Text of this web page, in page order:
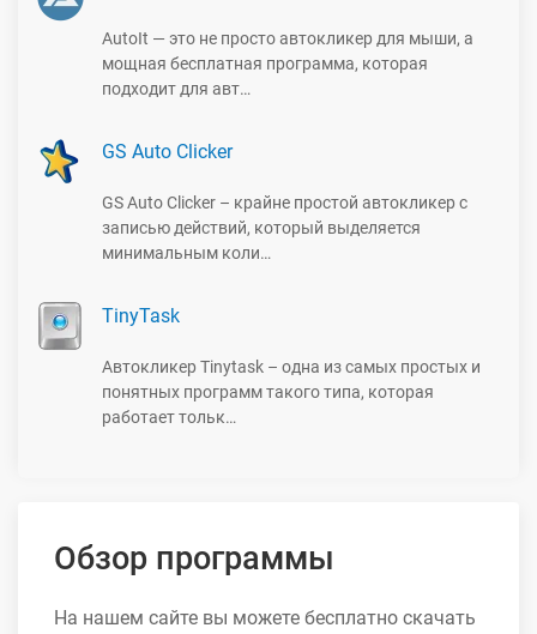
AutoIt — это не просто автокликер для мыши, а
мощная бесплатная программа, которая
подходит для авт…
GS Auto Clicker
GS Auto Clicker – крайне простой автокликер с
записью действий, который выделяется
минимальным коли…
TinyTask
Автокликер Tinytask – одна из самых простых и
понятных программ такого типа, которая
работает тольк…
Обзор программы
На нашем сайте вы можете бесплатно скачать